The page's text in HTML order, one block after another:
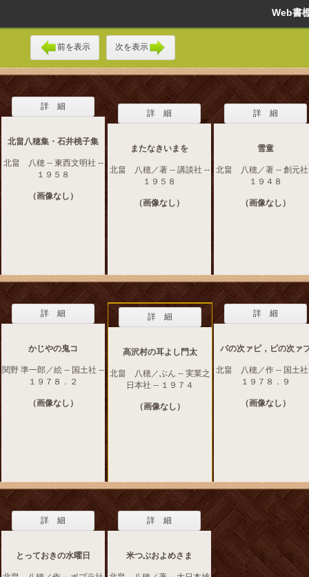
Web
前を表示 次を表示
詳 細
北畠八穂集・石井桃子集
北畠 八穂 -- 東西文明社 --
１９５８
（画像なし）
詳 細
またなきいまを
北畠 八穂／著 -- 講談社 --
１９５８
（画像なし）
詳 細
雪童
北畠 八穂／著 -- 創元社
１９４８
（画像なし）
詳 細
かじやの鬼コ
関野 準一郎／絵 -- 国土社 --
１９７８．２
（画像なし）
詳 細
高沢村の耳よし門太
北畠 八穂／ぶん -- 実業之
日本社 -- １９７４
（画像なし）
詳 細
パの次ァピ，ピの次ァ
北畠 八穂／作 -- 国土社
１９７８．９
（画像なし）
詳 細
とっておきの水曜日
詳 細
米つぶおよめさま